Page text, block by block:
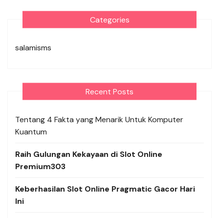
Categories
salamisms
Recent Posts
Tentang 4 Fakta yang Menarik Untuk Komputer
Kuantum
Raih Gulungan Kekayaan di Slot Online
Premium303
Keberhasilan Slot Online Pragmatic Gacor Hari
Ini